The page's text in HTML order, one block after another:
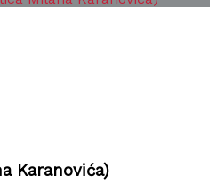
Karanovića)